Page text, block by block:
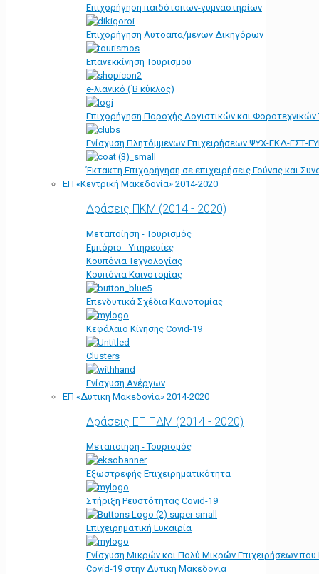
Επιχορήγηση παιδότοπων-γυμναστηρίων
Επιχορήγηση Αυτοαπα/μενων Δικηγόρων
Επανεκκίνηση Τουρισμού
e-λιανικό (΄Β κύκλος)
Επιχορήγηση Παροχής Λογιστικών και
Ενίσχυση Πλητόμμενων Επιχειρήσεων ΨΥΧ-ΕΚΔ-ΕΣΤ-
Έκτακτη Επιχορήγηση σε επιχειρήσεις Γούνας και
ΕΠ «Kεντρική Μακεδονία» 2014-2020
Δράσεις ΠΚΜ (2014 - 2020)
Μεταποίηση - Τουρισμός
Εμπόριο - Υπηρεσίες
Κουπόνια Τεχνολογίας
Κουπόνια Καινοτομίας
Επενδυτικά Σχέδια Καινοτομίας
Κεφάλαιο Κίνησης Covid-19
Clusters
Ενίσχυση Ανέργων
ΕΠ «Δυτική Μακεδονία» 2014-2020
Δράσεις ΕΠ ΠΔΜ (2014 - 2020)
Μεταποίηση - Τουρισμός
Εξωστρεφής Επιχειρηματικότητα
Στήριξη Ρευστότητας Covid-19
Επιχειρηματική Ευκαιρία
Ενίσχυση Μικρών και Πολύ Μικρών Επιχειρήσεων
Covid-19 στην Δυτική Μακεδονία